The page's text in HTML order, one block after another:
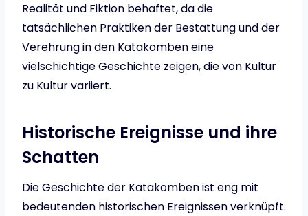
Realität und Fiktion behaftet, da die
tatsächlichen Praktiken der Bestattung und der
Verehrung in den Katakomben eine
vielschichtige Geschichte zeigen, die von Kultur
zu Kultur variiert.
Historische Ereignisse und ihre
Schatten
Die Geschichte der Katakomben ist eng mit
bedeutenden historischen Ereignissen verknüpft.